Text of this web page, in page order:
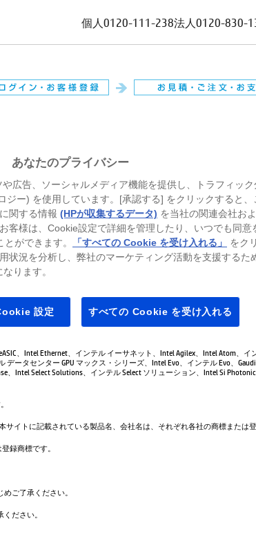
個人 0120-111-238法人 0120-830-
ゲーミングパソコン プリンター
、Intel Ethernet、インテル イーサネット、Intel Agilex、Intel Atom、イ
データセンター GPU マックス・シリーズ、Intel Evo、インテル Evo、
、Intel Select Solutions、インテル Select ソリューション、Intel Si
サイトに記載されている製品名、会社名は、それぞれ各社の商標または登
録商標です。
ご了承ください。
ださい。
あなたのプライバシー
広告、ソーシャルメディア機能を提供し、トラフィッ
ー) を使用しています。[承認する] をクリックすると、
関する情報 (HPが収集するデータ) を当社の関連会社お
客様は、Cookie設定で詳細を管理したり、いつでも同意
とができます。 「すべての Cookie を受け入れる」
をク
状況を分析し、弊社のマーケティング活動を支援するた
ります。
設定 すべての Cookie を受け入れる